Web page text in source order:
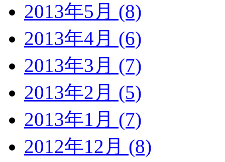
2013年5月 (8)
2013年4月 (6)
2013年3月 (7)
2013年2月 (5)
2013年1月 (7)
2012年12月 (8)